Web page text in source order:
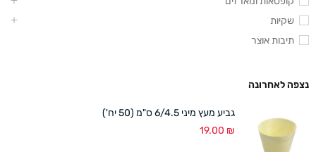
שקיות
תיבות אוצר
נצפה לאחרונה
גביע מעץ מיני 6/4.5 ס"מ (50 יח')
19.00 ₪